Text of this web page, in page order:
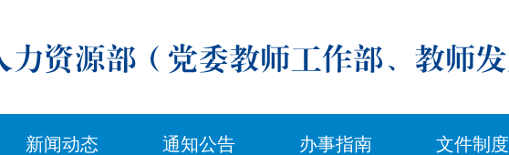
新闻动态 通知公告 办事指南 文件制度